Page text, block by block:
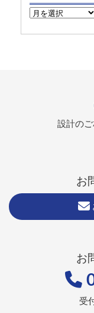
設計の
お
お
受